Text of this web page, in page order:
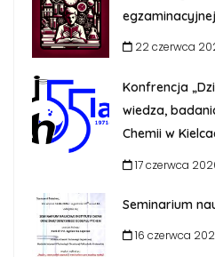
22 czerwca
Konfrencja
wiedza,
Chemii w
17 czerwca
Seminarium
16 czerwca